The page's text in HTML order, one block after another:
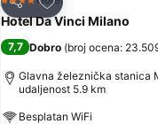
Deli
4 Zvezdice
Hotel Da Vinci Milano
7,7 Dobro (broj ocena:
Glavna železnička stanica
udaljenost 5.9 km
Besplatan WiFi